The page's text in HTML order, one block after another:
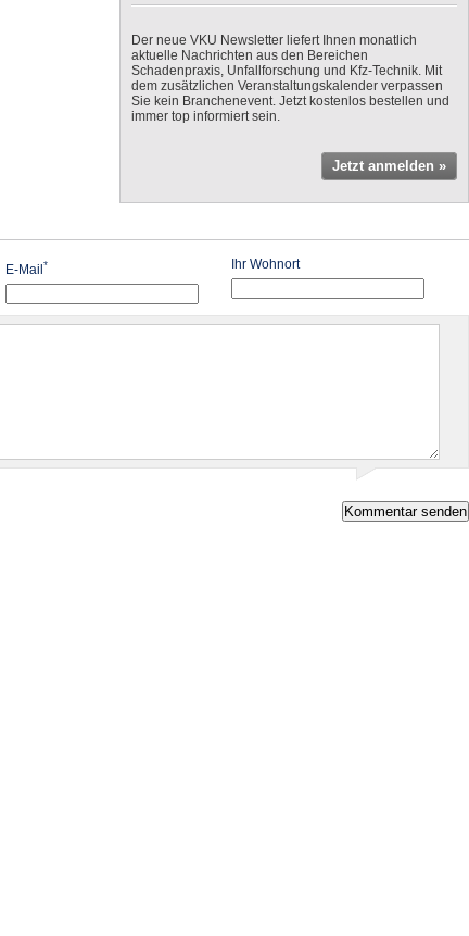
Der neue VKU Newsletter liefert Ihnen monatlich
aktuelle Nachrichten aus den Bereichen
Schadenpraxis, Unfallforschung und Kfz-Technik. Mit
dem zusätzlichen Veranstaltungskalender verpassen
Sie kein Branchenevent. Jetzt kostenlos bestellen und
immer top informiert sein.
Jetzt anmelden »
E-Mail * Ihr Wohnort